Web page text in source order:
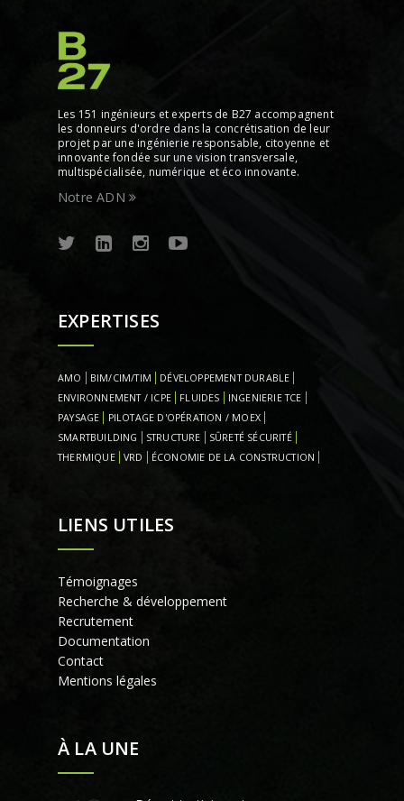
Les 151 ingénieurs et experts de B27 accompagnent
les donneurs d'ordre dans la concrétisation de leur
projet par une ingénierie responsable, citoyenne et
innovante fondée sur une vision transversale,
multispécialisée, numérique et éco innovante.
Notre ADN
EXPERTISES
AMO BIM/CIM/TIM
DÉVELOPPEMENT DURABLE
ENVIRONNEMENT / ICPE
FLUIDES
INGENIERIE TCE
PAYSAGE
PILOTAGE D'OPÉRATION / MOEX
SMARTBUILDING
STRUCTURE
SÛRETÉ SÉCURITÉ
THERMIQUE
VRD ÉCONOMIE DE LA CONSTRUCTION
LIENS UTILES
Témoignages
Recherche & développement
Recrutement
Documentation
Contact
Mentions légales
À LA UNE